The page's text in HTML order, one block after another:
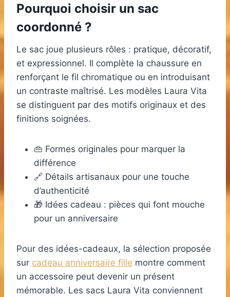
Pourquoi choisir un sac
coordonné ?
Le sac joue plusieurs rôles : pratique, décoratif,
et expressionnel. Il complète la chaussure en
renforçant le fil chromatique ou en introduisant
un contraste maîtrisé. Les modèles Laura Vita
se distinguent par des motifs originaux et des
finitions soignées.
👜 Formes originales pour marquer la
différence
🔗 Détails artisanaux pour une touche
d’authenticité
🎁 Idées cadeau : pièces qui font mouche
pour un anniversaire
Pour des idées-cadeaux, la sélection proposée
sur cadeau anniversaire fille montre comment
un accessoire peut devenir un présent
mémorable. Les sacs Laura Vita conviennent